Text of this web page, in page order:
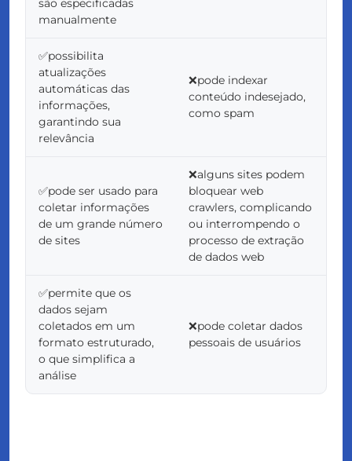
manualmente
✅possibilita
atualizações
automáticas das
informações,
garantindo sua
relevância
❌pode indexar
conteúdo indesejado,
como spam
✅pode ser usado para
coletar informações
de um grande número
de sites
❌alguns sites podem
bloquear web
crawlers, complicando
ou interrompendo o
processo de extração
de dados web
✅permite que os
dados sejam
coletados em um
formato estruturado,
o que simplifica a
análise
❌pode coletar dados
pessoais de usuários